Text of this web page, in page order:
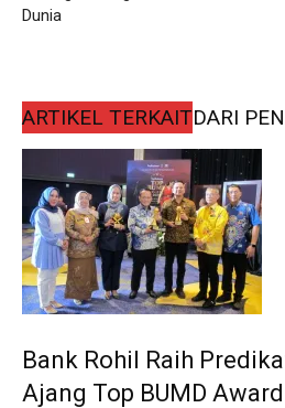
Dunia
ARTIKEL TERKAITDARI
Bank Rohil Raih
Ajang Top BUMD